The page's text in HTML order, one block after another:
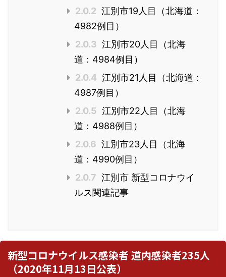
2.0.2 江別市19人目（北海道：
4982例目）
2.0.3 江別市20人目（北海
道：4984例目）
2.0.4 江別市21人目（北海道：
4987例目）
2.0.5 江別市22人目（北海
道：4988例目）
2.0.6 江別市23人目（北海
道：4990例目）
2.0.7 江別市 新型コロナウイ
ルス関連記事
新型コロナウイルス感染者 道内感染者235人
（2020年11月13日公表）